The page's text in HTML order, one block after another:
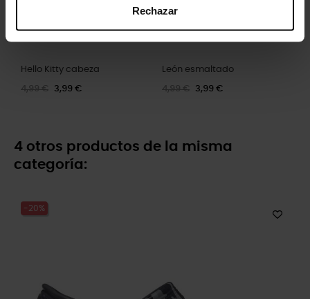
Rechazar
Hello Kitty cabeza
4,99 € 3,99 €
León esmaltado
4,99 € 3,99 €
4 otros productos de la misma
categoría:
-20%